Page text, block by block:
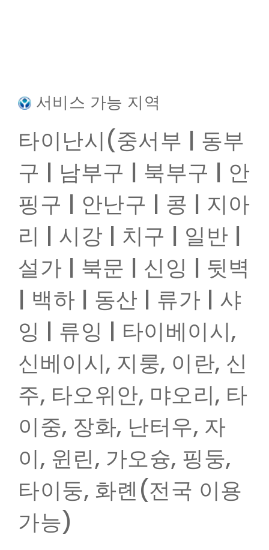
서비스 가능 지역
타이난시(중서부 | 동부
구 | 남부구 | 북부구 | 안
핑구 | 안난구 | 콩 | 지아
리 | 시강 | 치구 | 일반 |
설가 | 북문 | 신잉 | 뒷벽
| 백하 | 동산 | 류가 | 샤
잉 | 류잉 | 타이베이시,
신베이시, 지룽, 이란, 신
주, 타오위안, 먀오리, 타
이중, 장화, 난터우, 자
이, 윈린, 가오슝, 핑둥,
타이둥, 화롄(전국 이용
가능)